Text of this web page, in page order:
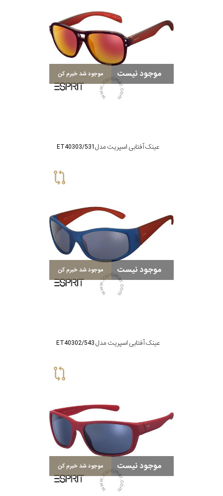
موجود نیست موجود شد خبرم کن
عینک آفتابی اسپریت مدل ET40303/531
موجود نیست موجود شد خبرم کن
عینک آفتابی اسپریت مدل ET40302/543
موجود نیست موجود شد خبرم کن